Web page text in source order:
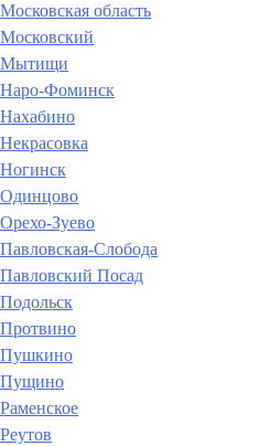
Московская область
Московский
Мытищи
Наро-Фоминск
Нахабино
Некрасовка
Ногинск
Одинцово
Орехо-Зуево
Павловская-Слобода
Павловский Посад
Подольск
Протвино
Пушкино
Пущино
Раменское
Реутов